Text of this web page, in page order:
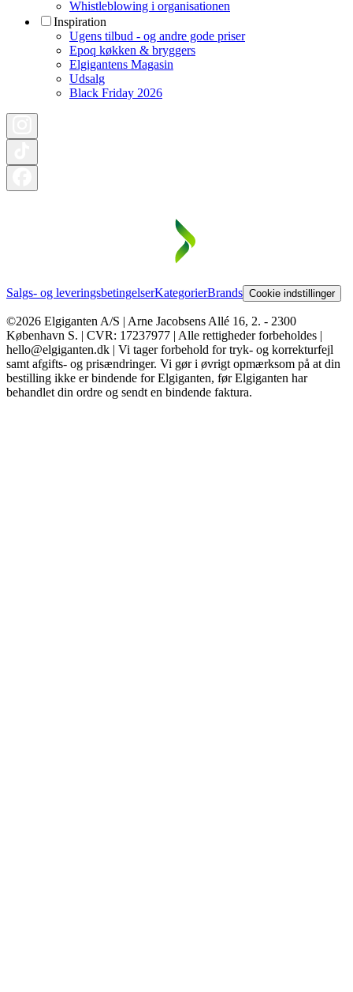
Whistleblowing i organisationen
Inspiration
Ugens tilbud - og andre gode priser
Epoq køkken & bryggers
Elgigantens Magasin
Udsalg
Black Friday 2026
Salgs- og leveringsbetingelserKategorierBrands Cookie indstillinger
©2026 Elgiganten A/S | Arne Jacobsens Allé 16, 2. - 2300
København S. | CVR: 17237977 | Alle rettigheder forbeholdes |
hello@elgiganten.dk | Vi tager forbehold for tryk- og korrekturfejl
samt afgifts- og prisændringer. Vi gør i øvrigt opmærksom på at din
bestilling ikke er bindende for Elgiganten, før Elgiganten har
behandlet din ordre og sendt en bindende faktura.